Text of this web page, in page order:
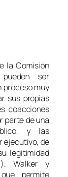
la Comisión
ser
proceso muy
sus propias
coacciones
parte de una
y las
ejecutivo, de
legitimidad
Walker y
permite